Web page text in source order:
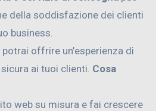
della soddisfazione dei clienti
business.
offrire un’esperienza di
ai tuoi clienti. Cosa
web su misura e fai crescere